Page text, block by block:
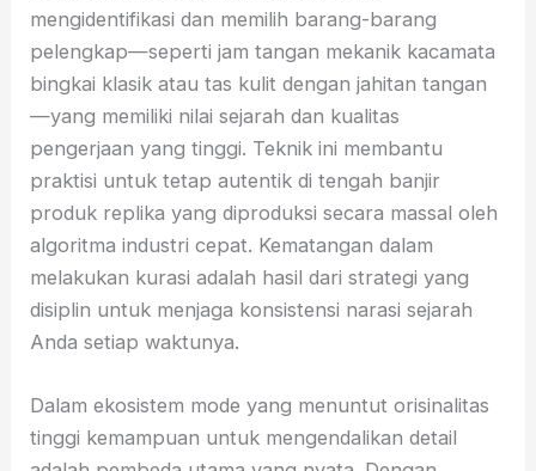
mengidentifikasi dan memilih barang-barang
pelengkap—seperti jam tangan mekanik kacamata
bingkai klasik atau tas kulit dengan jahitan tangan
—yang memiliki nilai sejarah dan kualitas
pengerjaan yang tinggi. Teknik ini membantu
praktisi untuk tetap autentik di tengah banjir
produk replika yang diproduksi secara massal oleh
algoritma industri cepat. Kematangan dalam
melakukan kurasi adalah hasil dari strategi yang
disiplin untuk menjaga konsistensi narasi sejarah
Anda setiap waktunya.
Dalam ekosistem mode yang menuntut orisinalitas
tinggi kemampuan untuk mengendalikan detail